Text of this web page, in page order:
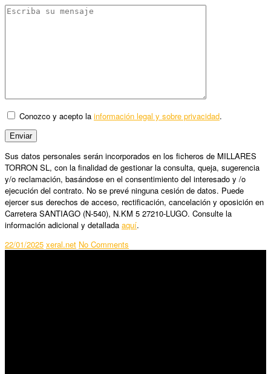
Conozco y acepto la información legal y sobre privacidad.
Sus datos personales serán incorporados en los ficheros de MILLARES
TORRON SL, con la finalidad de gestionar la consulta, queja, sugerencia
y/o reclamación, basándose en el consentimiento del interesado y /o
ejecución del contrato. No se prevé ninguna cesión de datos. Puede
ejercer sus derechos de acceso, rectificación, cancelación y oposición en
Carretera SANTIAGO (N-540), N.KM 5 27210-LUGO. Consulte la
información adicional y detallada aquí.
22/01/2025 xeral.net No Comments